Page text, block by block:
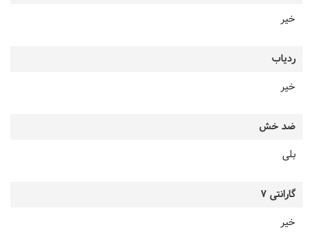
خیر
ردیاب
خیر
ضد خش
بلی
گارانتی 7
خیر